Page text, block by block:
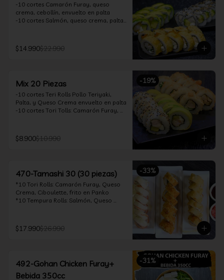
-10 cortes Camarón Furay, queso
crema, cebollín, envuelto en palta
-10 cortes Salmón, queso crema, palta,
cebollín, frito en tempura
*Incluye 2 soya 30ml / 2 palitos / 1 salsa
$14.990$22.990
-19%
Mix 20 Piezas
-10 cortes Teri Rolls Pollo Teriyaki,
Palta, y Queso Crema envuelto en palta
-10 cortes Tori Tolls: Camarón Furay,
teriyaki 30ml
$8.900$10.990
-33%
470-Tamashi 30 (30 piezas)
*10 Tori Rolls: Camarón Furay, Queso
Crema, Ciboulette, frito en Panko
*10 Tempura Rolls: Salmón, Queso
furay, queso crema y cebollín, envuelto
en salmón y bañado en salsa
$17.990$26.990
-31%
492-Gohan Chicken Furay+
Bebida 350cc